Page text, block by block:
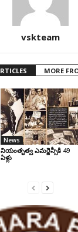
vskteam
MORE
News
నియంతృత్వ ఎమర్జెన్సీకి 49
ఏళ్లు